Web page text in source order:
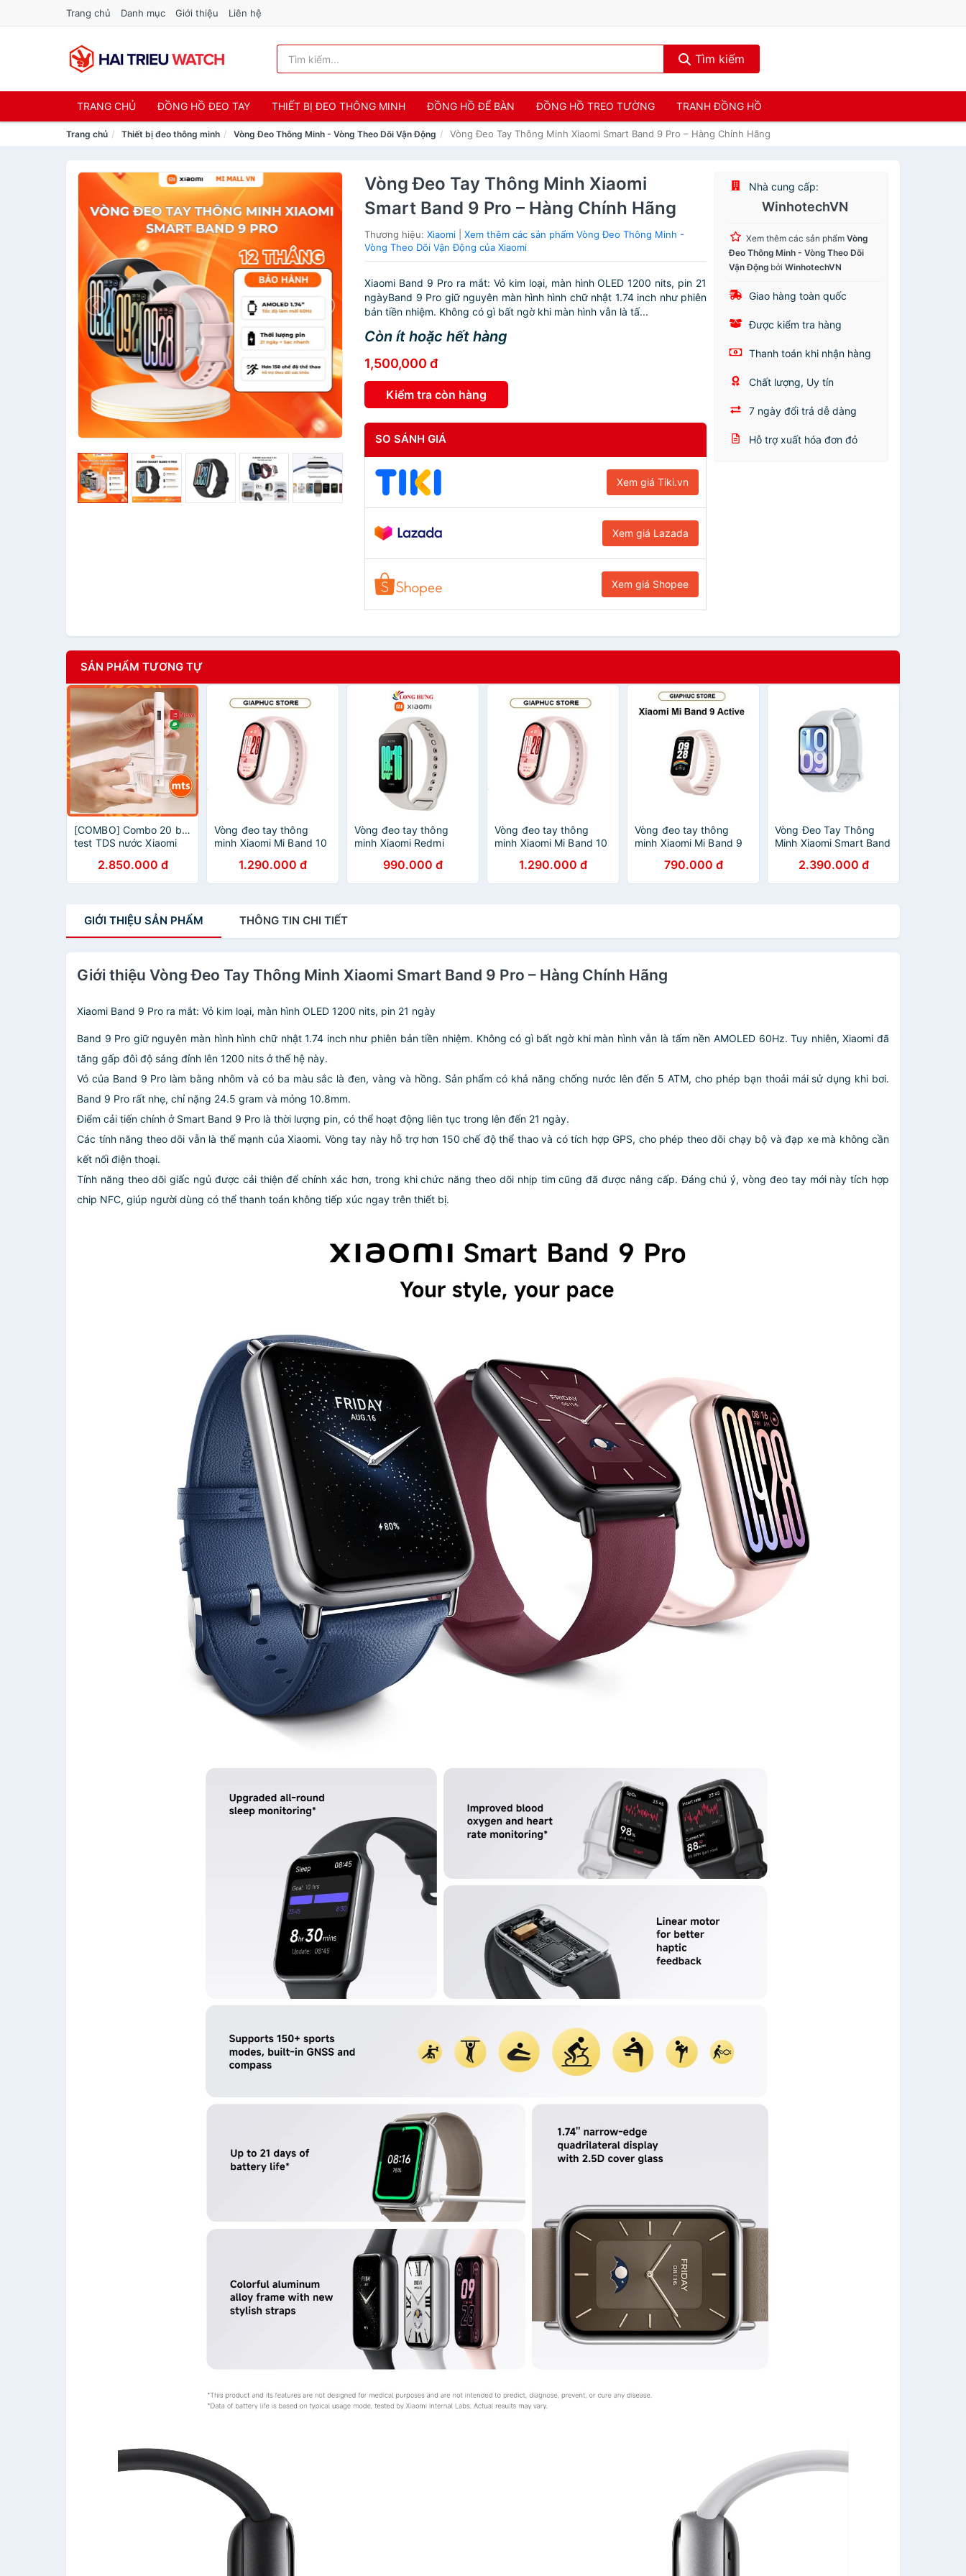
Trang chủ Danh mục Giới thiệu Liên hệ
Tìm kiếm
TRANG CHỦ ĐỒNG HỒ ĐEO TAY THIẾT BỊ ĐEO THÔNG MINH ĐỒNG HỒ ĐỂ BÀN ĐỒNG HỒ TREO TƯỜNG TRANH ĐỒNG HỒ
Trang chủ Thiết bị đeo thông minh Vòng Đeo Thông Minh - Vòng Theo Dõi Vận Động Vòng Đeo Tay Thông Minh Xiaomi Smart Band 9 Pro – Hàng Chính Hãng
Vòng Đeo Tay Thông Minh Xiaomi
Smart Band 9 Pro – Hàng Chính Hãng
Thương hiệu:Xiaomi |Xem thêm các sản phẩm Vòng Đeo Thông Minh -
Vòng Theo Dõi Vận Động của Xiaomi
Xiaomi Band 9 Pro ra mắt: Vỏ kim loại, màn hình OLED 1200 nits, pin 21
ngàyBand 9 Pro giữ nguyên màn hình hình chữ nhật 1.74 inch như phiên
bản tiền nhiệm. Không có gì bất ngờ khi màn hình vẫn là tấ...
Còn ít hoặc hết hàng
1,500,000 đ
Kiểm tra còn hàng
SO SÁNH GIÁ
Xem giá Tiki.vn
Xem giá Lazada
Xem giá Shopee
Nhà cung cấp:
WinhotechVN
Xem thêm các sản phẩmVòng
Đeo Thông Minh - Vòng Theo Dõi
Vận Động bởiWinhotechVN
Giao hàng toàn quốc
Được kiểm tra hàng
Thanh toán khi nhận hàng
Chất lượng, Uy tín
7 ngày đổi trả dễ dàng
Hỗ trợ xuất hóa đơn đỏ
SẢN PHẨM TƯƠNG TỰ
[COMBO] Combo 20 bút
test TDS nước Xiaomi
lượng nước - Minh Tín
Shop
2.850.000 đ
Vòng đeo tay thông
minh Xiaomi Mi Band 10
Chính Hãng
1.290.000 đ
Vòng đeo tay thông
minh Xiaomi Redmi
- Hàng chính hãng
990.000 đ
Vòng đeo tay thông
minh Xiaomi Mi Band 10
chính hãng -
GiaPhucStore | Hàng
1.290.000 đ
Vòng đeo tay thông
minh Xiaomi Mi Band 9
Hàng Chính Hãng
790.000 đ
Vòng Đeo Tay Thông
Minh Xiaomi Smart Band
Hàng Chính Hãng
2.390.000 đ
GIỚI THIỆU SẢN PHẨM THÔNG TIN CHI TIẾT
Giới thiệu Vòng Đeo Tay Thông Minh Xiaomi Smart Band 9 Pro – Hàng Chính Hãng
Xiaomi Band 9 Pro ra mắt: Vỏ kim loại, màn hình OLED 1200 nits, pin 21 ngày
Band 9 Pro giữ nguyên màn hình hình chữ nhật 1.74 inch như phiên bản tiền nhiệm. Không có gì bất ngờ khi màn hình vẫn là tấm nền AMOLED 60Hz. Tuy nhiên, Xiaomi đã
tăng gấp đôi độ sáng đỉnh lên 1200 nits ở thế hệ này.
Vỏ của Band 9 Pro làm bằng nhôm và có ba màu sắc là đen, vàng và hồng. Sản phẩm có khả năng chống nước lên đến 5 ATM, cho phép bạn thoải mái sử dụng khi bơi.
Band 9 Pro rất nhẹ, chỉ nặng 24.5 gram và mỏng 10.8mm.
Điểm cải tiến chính ở Smart Band 9 Pro là thời lượng pin, có thể hoạt động liên tục trong lên đến 21 ngày.
Các tính năng theo dõi vẫn là thế mạnh của Xiaomi. Vòng tay này hỗ trợ hơn 150 chế độ thể thao và có tích hợp GPS, cho phép theo dõi chạy bộ và đạp xe mà không cần
kết nối điện thoại.
Tính năng theo dõi giấc ngủ được cải thiện để chính xác hơn, trong khi chức năng theo dõi nhịp tim cũng đã được nâng cấp. Đáng chú ý, vòng đeo tay mới này tích hợp
chip NFC, giúp người dùng có thể thanh toán không tiếp xúc ngay trên thiết bị.